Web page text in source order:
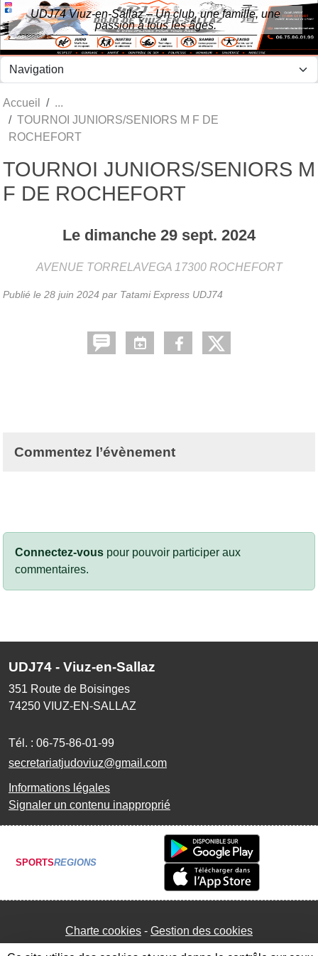
UDJ74 Viuz-en-Sallaz – Un club, une famille, une
passion à tous les âges.
Accueil
TOURNOI JUNIORS/SENIORS M F DE
ROCHEFORT
TOURNOI JUNIORS/SENIORS M
F DE ROCHEFORT
Le dimanche 29 sept. 2024
AVENUE TORRELAVEGA 17300 ROCHEFORT
Publié le 28 juin 2024 par Tatami Express UDJ74
Commentez l’évènement
Connectez-vous pour pouvoir participer aux
commentaires.
UDJ74 - Viuz-en-Sallaz
351 Route de Boisinges
74250 VIUZ-EN-SALLAZ
Tél. : 06-75-86-01-99
secretariatjudoviuz@gmail.com
Informations légales
Signaler un contenu inapproprié
SPORTSREGIONS
Charte cookies Gestion des cookies
Panneau de gestion des cookies